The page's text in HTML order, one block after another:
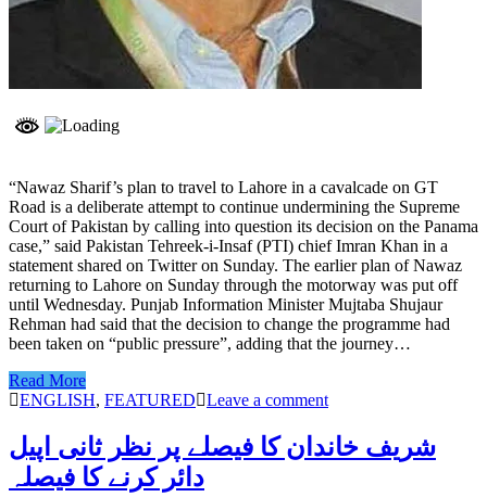
“Nawaz Sharif’s plan to travel to Lahore in a cavalcade on GT
Road is a deliberate attempt to continue undermining the Supreme
Court of Pakistan by calling into question its decision on the Panama
case,” said Pakistan Tehreek-i-Insaf (PTI) chief Imran Khan in a
statement shared on Twitter on Sunday. The earlier plan of Nawaz
returning to Lahore on Sunday through the motorway was put off
until Wednesday. Punjab Information Minister Mujtaba Shujaur
Rehman had said that the decision to change the programme had
been taken on “public pressure”, adding that the journey…
Read More
ENGLISH, FEATURED Leave a comment
شریف خاندان کا فیصلے پر نظر ثانی اپیل
دائر کرنے کا فیصلہ